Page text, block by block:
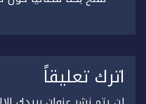
اترك تعليقاً